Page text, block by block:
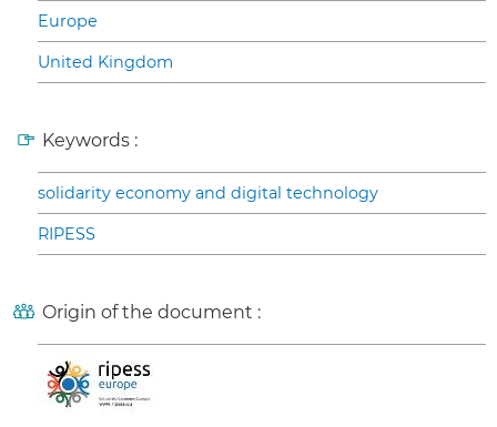
Europe
United Kingdom
Keywords :
solidarity economy and digital technology
RIPESS
Origin of the document :